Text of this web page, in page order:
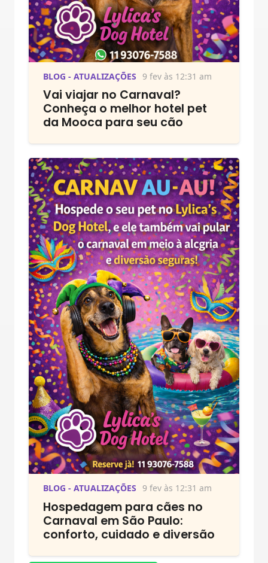
BLOG - ATUALIZAÇÕES 9 fev às 12:31 am
Vai viajar no Carnaval?
Conheça o melhor hotel pet
da Mooca para seu cão
BLOG - ATUALIZAÇÕES 9 fev às 12:31 am
Hospedagem para cães no
Carnaval em São Paulo:
conforto, cuidado e diversão